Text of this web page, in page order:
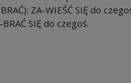
ZA-WIEŚĆ SIĘ do
SIĘ do czegoś.